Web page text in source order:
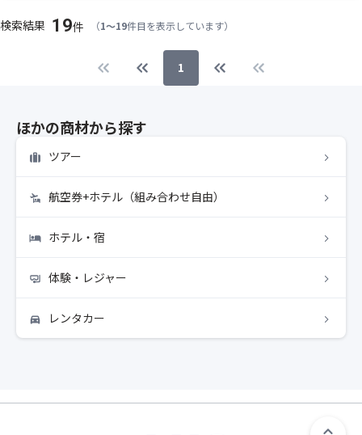
検索結果 19件 （1～19件目を表示しています）
1
ほかの商材から探す
ツアー
航空券+ホテル（組み合わせ自由）
ホテル・宿
体験・レジャー
レンタカー